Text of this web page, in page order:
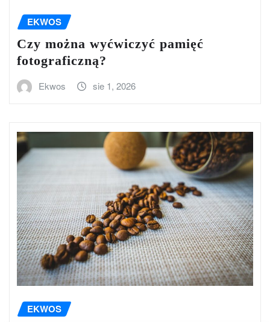
EKWOS
Czy można wyćwiczyć pamięć
fotograficzną?
Ekwos sie 1, 2026
EKWOS